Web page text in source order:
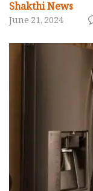
Shakthi News
June 21, 2024